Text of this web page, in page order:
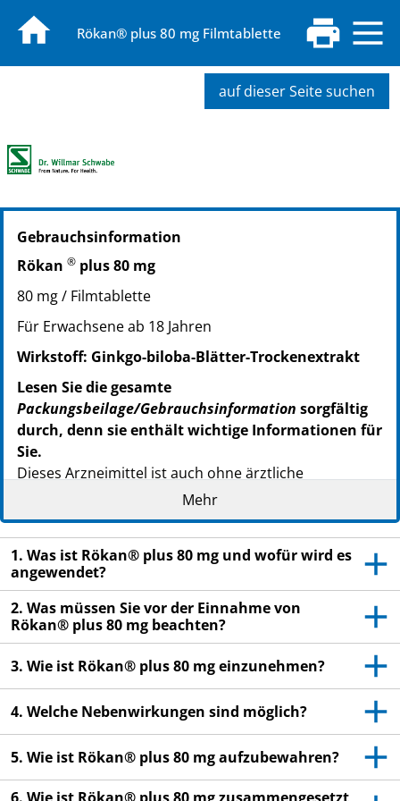
Rökan® plus 80 mg Filmtablette
auf dieser Seite suchen
PZN: 07258747
PPN: 110725874756
NTIN: 04150072587476
PPN: 110744246817
NTIN: 04150074424687
Gebrauchsinformation
Rökan ® plus 80 mg
80 mg / Filmtablette
Für Erwachsene ab 18 Jahren
Wirkstoff: Ginkgo-biloba-Blätter-Trockenextrakt
Lesen Sie die gesamte
Packungsbeilage/Gebrauchsinformation sorgfältig
durch, denn sie enthält wichtige Informationen für
Sie.
Dieses Arzneimittel ist auch ohne ärztliche
Verschreibung erhältlich. Um einen bestmöglichen
Behandlungserfolg zu erzielen, muss Rökan plus 80
mg jedoch vorschriftsmäßig angewendet werden.
- Heben Sie die
Packungsbeilage
auf. Vielleicht möchten
Sie diese später nochmals lesen.
- Fragen Sie Ihren Apotheker, wenn Sie weitere
Informationen oder einen Rat benötigen.
- Wenn sich Ihr Krankheitsbild verschlimmert oder
keine Besserung eintritt, müssen Sie einen Arzt
aufsuchen.
Mehr
1. Was ist Rökan® plus 80 mg und wofür wird es
angewendet?
2. Was müssen Sie vor der Einnahme von
Rökan® plus 80 mg beachten?
3. Wie ist Rökan® plus 80 mg einzunehmen?
4. Welche Nebenwirkungen sind möglich?
5. Wie ist Rökan® plus 80 mg aufzubewahren?